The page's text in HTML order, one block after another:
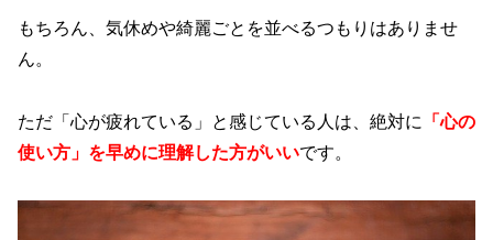
もちろん、気休めや綺麗ごとを並べるつもりはありませ
ん。
ただ「心が疲れている」と感じている人は、絶対に
「心の
使い方」を早めに理解した方がいいです。